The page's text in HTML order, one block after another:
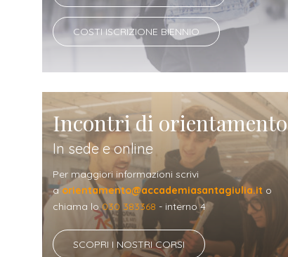
COSTI ISCRIZIONE BIENNIO
Incontri di orientamento
In sede e online
Per maggiori informazioni scrivi
aorientamento@accademiasantagiulia.it o
chiama lo030 383368 - interno 4
SCOPRI I NOSTRI CORSI